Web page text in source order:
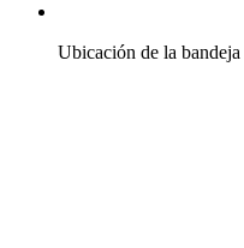
Ubicación de la bandeja